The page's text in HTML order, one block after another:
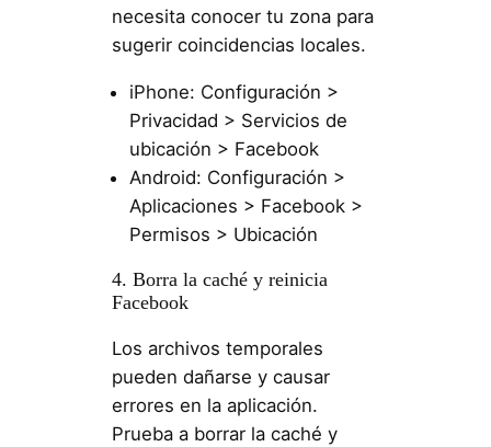
necesita conocer tu zona para
sugerir coincidencias locales.
iPhone: Configuración >
Privacidad > Servicios de
ubicación > Facebook
Android: Configuración >
Aplicaciones > Facebook >
Permisos > Ubicación
4. Borra la caché y reinicia
Facebook
Los archivos temporales
pueden dañarse y causar
errores en la aplicación.
Prueba a borrar la caché y